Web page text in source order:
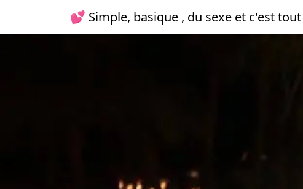
💕 Simple, basique , du sexe et c'est tout